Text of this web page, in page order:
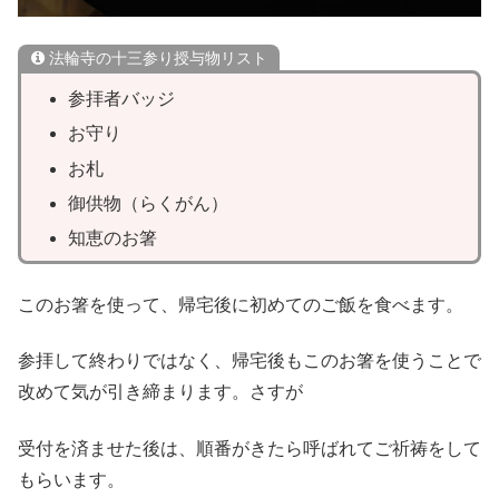
法輪寺の十三参り授与物リスト
参拝者バッジ
お守り
お札
御供物（らくがん）
知恵のお箸
このお箸を使って、帰宅後に初めてのご飯を食べます。
参拝して終わりではなく、帰宅後もこのお箸を使うことで
改めて気が引き締まります。さすが
受付を済ませた後は、順番がきたら呼ばれてご祈祷をして
もらいます。